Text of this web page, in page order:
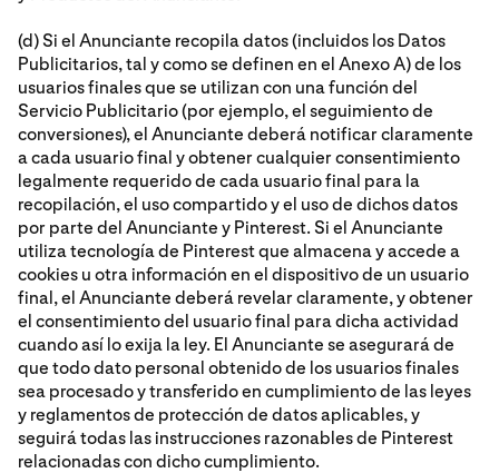
(d) Si el Anunciante recopila datos (incluidos los Datos
Publicitarios, tal y como se definen en el Anexo A) de los
usuarios finales que se utilizan con una función del
Servicio Publicitario (por ejemplo, el seguimiento de
conversiones), el Anunciante deberá notificar claramente
a cada usuario final y obtener cualquier consentimiento
legalmente requerido de cada usuario final para la
recopilación, el uso compartido y el uso de dichos datos
por parte del Anunciante y Pinterest. Si el Anunciante
utiliza tecnología de Pinterest que almacena y accede a
cookies u otra información en el dispositivo de un usuario
final, el Anunciante deberá revelar claramente, y obtener
el consentimiento del usuario final para dicha actividad
cuando así lo exija la ley. El Anunciante se asegurará de
que todo dato personal obtenido de los usuarios finales
sea procesado y transferido en cumplimiento de las leyes
y reglamentos de protección de datos aplicables, y
seguirá todas las instrucciones razonables de Pinterest
relacionadas con dicho cumplimiento.